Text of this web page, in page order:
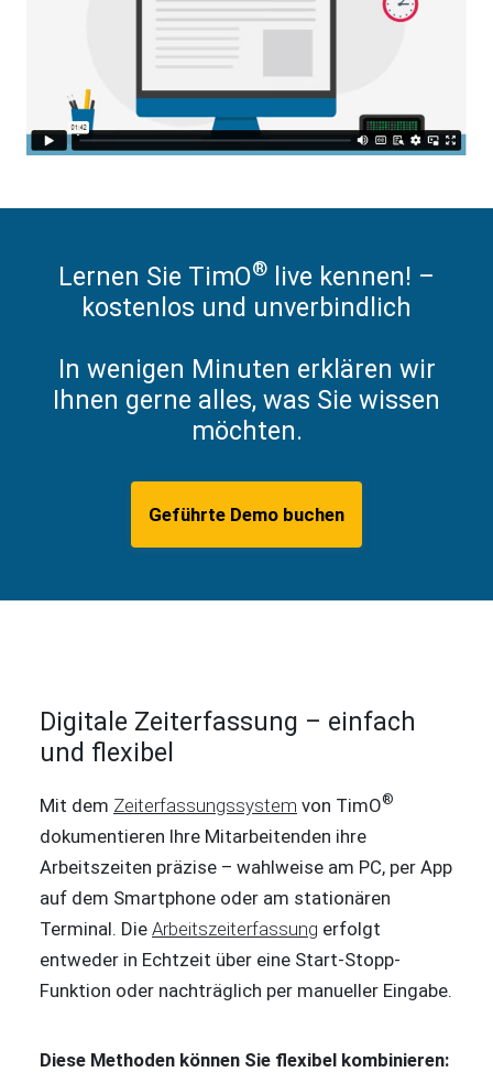
Lernen Sie TimO® live kennen! –
kostenlos und unverbindlich
In wenigen Minuten erklären wir
Ihnen gerne alles, was Sie wissen
möchten.
Geführte Demo buchen
Digitale Zeiterfassung – einfach
und flexibel
Mit dem Zeiterfassungssystem von TimO®
dokumentieren Ihre Mitarbeitenden ihre
Arbeitszeiten präzise – wahlweise am PC, per App
auf dem Smartphone oder am stationären
Terminal. Die Arbeitszeiterfassung erfolgt
entweder in Echtzeit über eine Start-Stopp-
Funktion oder nachträglich per manueller Eingabe.
Diese Methoden können Sie flexibel kombinieren: